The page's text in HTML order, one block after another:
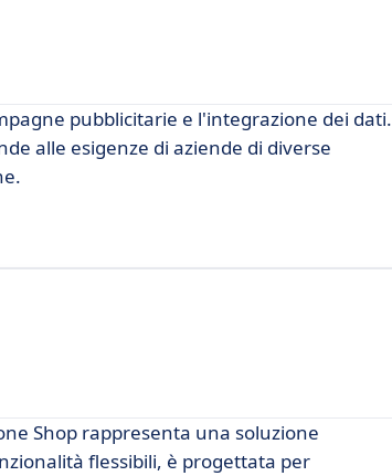
pubblicitarie e l'integrazione dei dati.
alle esigenze di aziende di diverse
Shop rappresenta una soluzione
flessibili, è progettata per